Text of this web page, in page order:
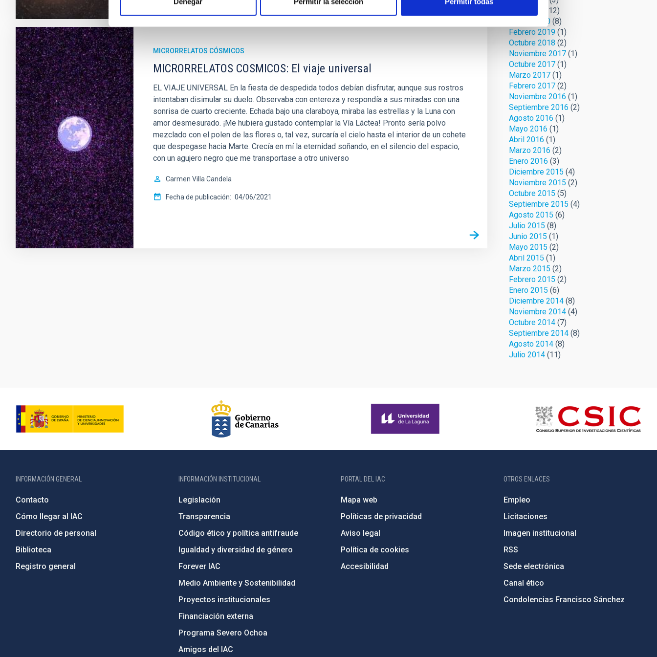
MICRORRELATOS CÓSMICOS
MICRORRELATOS COSMICOS: El viaje universal
EL VIAJE UNIVERSAL En la fiesta de despedida todos debían disfrutar, aunque sus rostros
intentaban disimular su duelo. Observaba con entereza y respondía a sus miradas con una
sonrisa de cuarto creciente. Echada bajo una claraboya, miraba las estrellas y la Luna con
amor desmesurado. ¡Me hubiera gustado contemplar la Vía Láctea! Pronto sería polvo
mezclado con el polen de las flores o, tal vez, surcaría el cielo hasta el interior de un cohete
que despegase hacia Marte. Crecía en mí la eternidad soñando, en el silencio del espacio,
con un agujero negro que me transportase a otro universo
Carmen Villa Candela
Fecha de publicación 04/06/2021
(12)
Marzo 2020(8)
Febrero 2019(1)
Octubre 2018 (2)
Noviembre 2017(1)
Octubre 2017(1)
Marzo 2017(1)
Febrero 2017(2)
Noviembre 2016 (1)
Septiembre 2016 (2)
Agosto 2016 (1)
Mayo 2016 (1)
Abril 2016 (1)
Marzo 2016 (2)
Enero 2016 (3)
Diciembre 2015 (4)
Noviembre 2015 (2)
Octubre 2015 (5)
Septiembre 2015 (4)
Agosto 2015 (6)
Julio 2015 (8)
Junio 2015 (1)
Mayo 2015 (2)
Abril 2015 (1)
Marzo 2015 (2)
Febrero 2015 (2)
Enero 2015 (6)
Diciembre 2014(8)
Noviembre 2014(4)
Octubre 2014(7)
Septiembre 2014(8)
Agosto 2014(8)
Julio 2014(11)
INFORMACIÓN GENERAL
Contacto
Cómo llegar al IAC
Directorio de personal
Biblioteca
Registro general
INFORMACIÓN INSTITUCIONAL
Legislación
Transparencia
Código ético y política antifraude
Igualdad y diversidad de género
Forever IAC
Medio Ambiente y Sostenibilidad
Proyectos institucionales
Financiación externa
Programa Severo Ochoa
Amigos del IAC
PORTAL DEL IAC
Mapa web
Políticas de privacidad
Aviso legal
Política de cookies
Accesibilidad
OTROS ENLACES
Empleo
Licitaciones
Imagen institucional
RSS
Sede electrónica
Canal ético
Condolencias Francisco Sánchez